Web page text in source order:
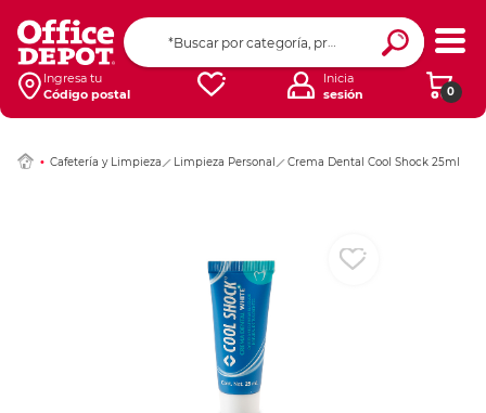
Ingresa tu
Código postal
0
Inicia
sesión
Cafetería y Limpieza Limpieza Personal Crema Dental Cool Shock 25ml
Ingresar Codigo